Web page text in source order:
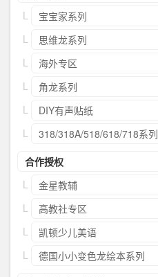
宝宝家系列
思维龙系列
海外专区
角龙系列
DIY有声贴纸
318/318A/518/618/718系列
合作授权
金星教辅
高教社专区
凯顿少儿美语
德国小小变色龙绘本系列